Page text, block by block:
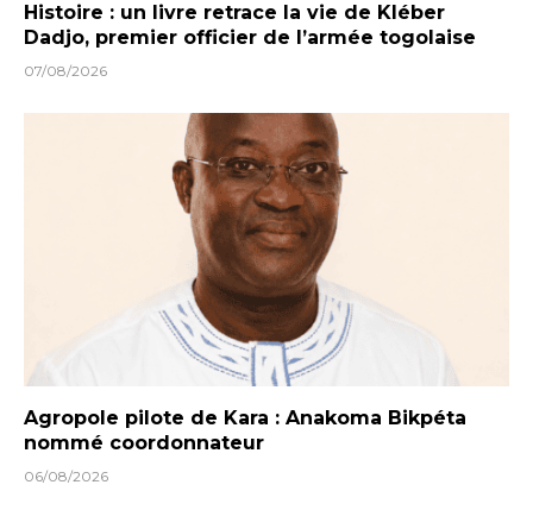
Histoire : un livre retrace la vie de Kléber
Dadjo, premier officier de l’armée togolaise
07/08/2026
Agropole pilote de Kara : Anakoma Bikpéta
nommé coordonnateur
06/08/2026